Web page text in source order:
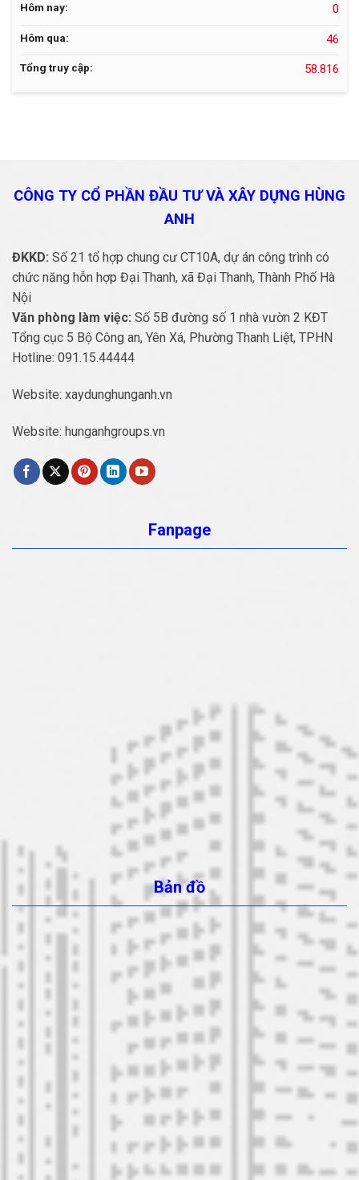
Hôm nay: 0
Hôm qua: 46
Tổng truy cập: 58.816
CÔNG TY CỔ PHẦN ĐẦU TƯ VÀ XÂY DỰNG HÙNG
ANH
ĐKKD: Số 21 tổ hợp chung cư CT10A, dự án công trình có
chức năng hỗn hợp Đại Thanh, xã Đại Thanh, Thành Phố Hà
Nội
Văn phòng làm việc: Số 5B đường số 1 nhà vườn 2 KĐT
Tổng cục 5 Bộ Công an, Yên Xá, Phường Thanh Liệt, TPHN
Hotline: 091.15.44444
Website: xaydunghunganh.vn
Website: hunganhgroups.vn
Fanpage
Bản đồ